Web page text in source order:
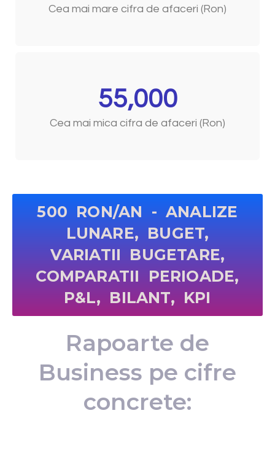
Cea mai mare cifra de afaceri (Ron)
Cea mai mica cifra de afaceri (Ron)
55,000
500 RON/AN - ANALIZE
LUNARE, BUGET,
VARIATII BUGETARE,
COMPARATII PERIOADE,
P&L, BILANT, KPI
Rapoarte de
Business pe cifre
concrete: